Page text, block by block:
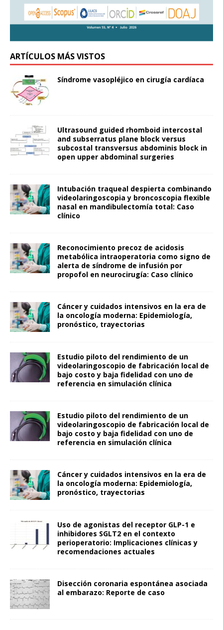
ARTÍCULOS MÁS VISTOS
Síndrome vasopléjico en cirugía cardíaca
Ultrasound guided rhomboid intercostal
and subserratus plane block versus
subcostal transversus abdominis block in
open upper abdominal surgeries
Intubación traqueal despierta combinando
videolaringoscopia y broncoscopia flexible
nasal en mandibulectomía total: Caso
clínico
Reconocimiento precoz de acidosis
metabólica intraoperatoria como signo de
alerta de síndrome de infusión por
propofol en neurocirugía: Caso clínico
Cáncer y cuidados intensivos en la era de
la oncología moderna: Epidemiología,
pronóstico, trayectorias
Estudio piloto del rendimiento de un
videolaringoscopio de fabricación local de
bajo costo y baja fidelidad con uno de
referencia en simulación clínica
Estudio piloto del rendimiento de un
videolaringoscopio de fabricación local de
bajo costo y baja fidelidad con uno de
referencia en simulación clínica
Cáncer y cuidados intensivos en la era de
la oncología moderna: Epidemiología,
pronóstico, trayectorias
Uso de agonistas del receptor GLP-1 e
inhibidores SGLT2 en el contexto
perioperatorio: Implicaciones clínicas y
recomendaciones actuales
Disección coronaria espontánea asociada
al embarazo: Reporte de caso